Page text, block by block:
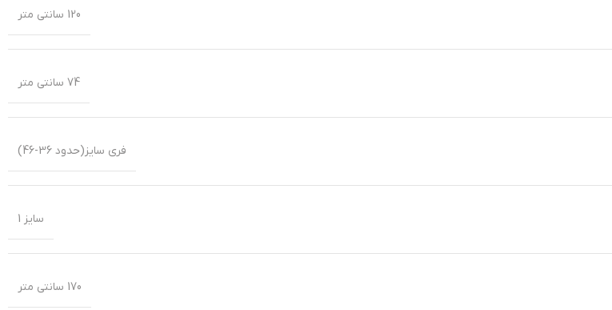
120 سانتی متر
74 سانتی متر
فری سایز(حدود 36-46)
سایز 1
170 سانتی متر